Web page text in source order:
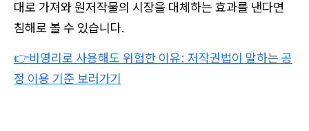
대로 가져와 원저작물의 시장을 대체하는 효과를 낸다면
침해로 볼 수 있습니다.
👉비영리로 사용해도 위험한 이유: 저작권법이 말하는 공
정 이용 기준 보러가기